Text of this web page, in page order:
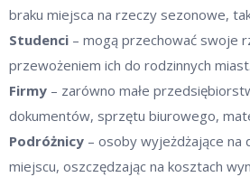
braku miejsca na rzeczy sezonowe,
Studenci – mogą przechować swoje
przewożeniem ich do rodzinnych miast.
Firmy – zarówno małe
dokumentów, sprzętu biurowego,
Podróżnicy – osoby wyjeżdżające na
miejscu, oszczędzając na kosztach